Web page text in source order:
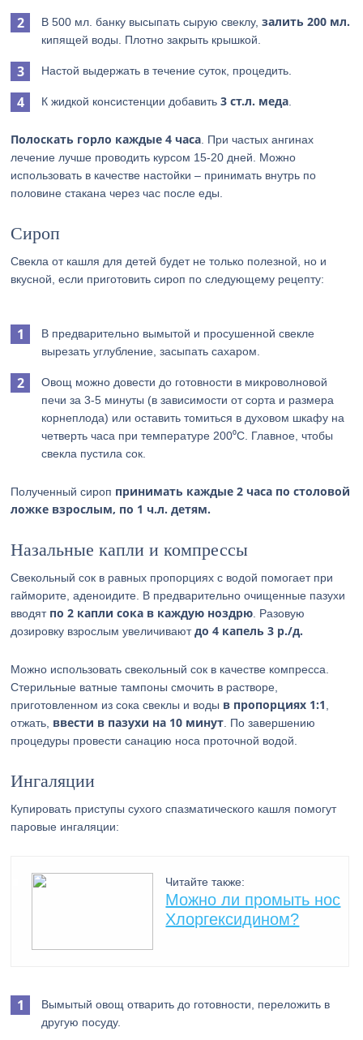
В 500 мл. банку высыпать сырую свеклу,залить 200 мл.
кипящей воды. Плотно закрыть крышкой.
Настой выдержать в течение суток, процедить.
К жидкой консистенции добавить3 ст.л. меда
Полоскать горло каждые 4 часа . При частых ангинах
лечение лучше проводить курсом 15-20 дней. Можно
использовать в качестве настойки – принимать внутрь по
половине стакана через час после еды.
Сироп
Свекла от кашля для детей будет не только полезной, но и
вкусной, если приготовить сироп по следующему рецепту:
В предварительно вымытой и просушенной свекле
вырезать углубление, засыпать сахаром.
Овощ можно довести до готовности в микроволновой
печи за 3-5 минуты (в зависимости от сорта и размера
корнеплода) или оставить томиться в духовом шкафу на
четверть часа при температуре 200⁰С. Главное, чтобы
свекла пустила сок.
Полученный сироп принимать каждые 2 часа по столовой
ложке взрослым, по 1 ч.л. детям.
Назальные капли и компрессы
Свекольный сок в равных пропорциях с водой помогает при
гайморите, аденоидите. В предварительно очищенные пазухи
вводят по 2 капли сока в каждую ноздрю . Разовую
дозировку взрослым увеличиваютдо 4 капель 3 р./д.
Можно использовать свекольный сок в качестве компресса.
Стерильные ватные тампоны смочить в растворе,
приготовленном из сока свеклы и воды в пропорциях 1:1
отжать, ввести в пазухи на 10 минут . По завершению
процедуры провести санацию носа проточной водой.
Ингаляции
Купировать приступы сухого спазматического кашля помогут
паровые ингаляции:
Читайте также:
Можно ли промыть нос
Хлоргексидином?
Вымытый овощ отварить до готовности, переложить в
другую посуду.